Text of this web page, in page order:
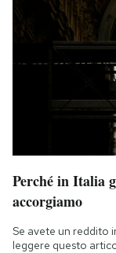
Perché in Italia
accorgiamo
Se avete un reddito
leggere questo